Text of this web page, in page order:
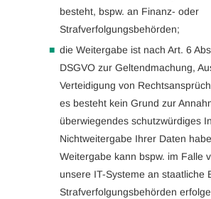
besteht, bspw. an Finanz- oder
Strafverfolgungsbehörden;
die Weitergabe ist nach Art. 6
DSGVO zur Geltendmachung,
Verteidigung von
es besteht kein Grund zur
überwiegendes schutzwürdiges
Nichtweitergabe Ihrer Daten
Weitergabe kann bspw. im Falle
unsere IT-Systeme an staatliche
Strafverfolgungsbehörden